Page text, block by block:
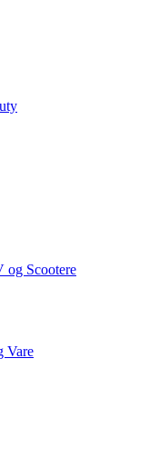
og Scootere
Vare